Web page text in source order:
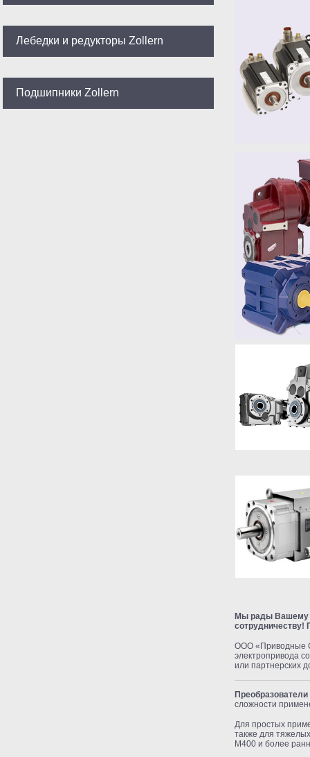
Мы рады Вашему
сотрудничеству!
ООО «Приводные
электропривода
или партнерских
сложности
Для простых
также для
M400 и более
Лебедки и редукторы Zollern
Подшипники Zollern